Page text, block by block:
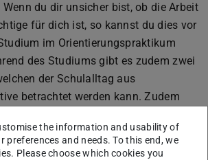
du dir unsicher bist, ob die Arbeit
für dich ist, so kannst du dies vor
im Orientierungspraktikum
des Studiums gibt es zudem zwei
der Schulalltag aus
betrachtet werden kann. Zudem
und selber eine Übung an der Uni
the information and usability of
preferences and needs. To this end, we
Please choose which cookies you